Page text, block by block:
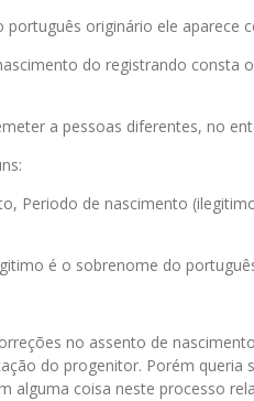
originário ele
do registrando
a pessoas diferentes, no
Periodo de nascimento
é o sobrenome do
no assento de
do progenitor. Porém
alguma coisa neste processo